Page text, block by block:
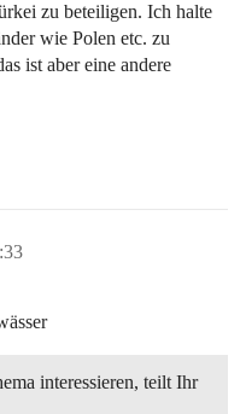
zu beteiligen. Ich halte
wie Polen etc. zu
ist aber eine andere
interessieren, teilt Ihr